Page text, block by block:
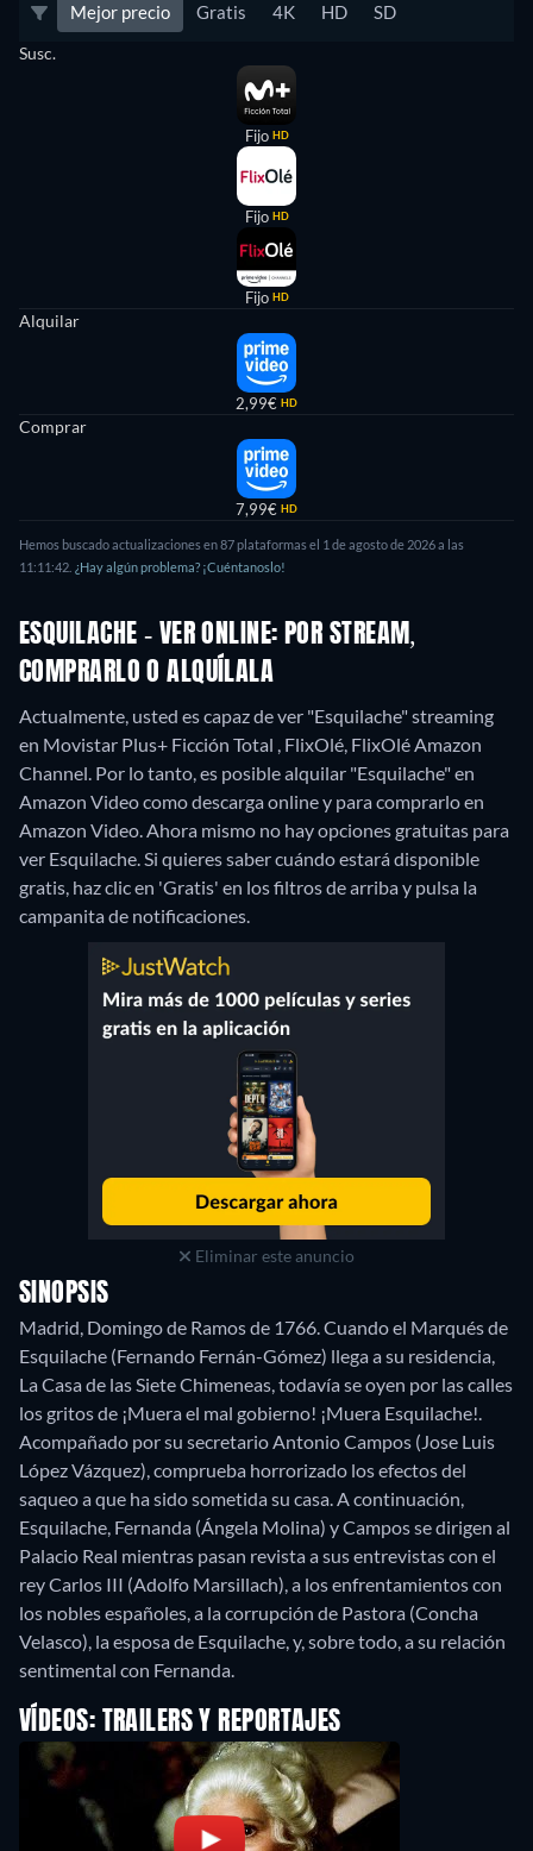
Mejor precio Gratis 4K HD SD
Susc.
Fijo HD
Fijo HD
Fijo HD
Alquilar
2,99€ HD
Comprar
7,99€ HD
Hemos buscado actualizaciones en 87 plataformas el 1 de agosto de 2026 a las
11:11:42. ¿Hay algún problema? ¡Cuéntanoslo!
ESQUILACHE - VER ONLINE: POR STREAM,
COMPRARLO O ALQUÍLALA
Actualmente, usted es capaz de ver "Esquilache" streaming
en Movistar Plus+ Ficción Total , FlixOlé, FlixOlé Amazon
Channel. Por lo tanto, es posible alquilar "Esquilache" en
Amazon Video como descarga online y para comprarlo en
Amazon Video.Ahora mismo no hay opciones gratuitas para
ver Esquilache. Si quieres saber cuándo estará disponible
gratis, haz clic en 'Gratis' en los filtros de arriba y pulsa la
campanita de notificaciones.
Eliminar este anuncio
SINOPSIS
Madrid, Domingo de Ramos de 1766. Cuando el Marqués de
Esquilache (Fernando Fernán-Gómez) llega a su residencia,
La Casa de las Siete Chimeneas, todavía se oyen por las calles
los gritos de ¡Muera el mal gobierno! ¡Muera Esquilache!.
Acompañado por su secretario Antonio Campos (Jose Luis
López Vázquez), comprueba horrorizado los efectos del
saqueo a que ha sido sometida su casa. A continuación,
Esquilache, Fernanda (Ángela Molina) y Campos se dirigen al
Palacio Real mientras pasan revista a sus entrevistas con el
rey Carlos III (Adolfo Marsillach), a los enfrentamientos con
los nobles españoles, a la corrupción de Pastora (Concha
Velasco), la esposa de Esquilache, y, sobre todo, a su relación
sentimental con Fernanda.
VÍDEOS: TRAILERS Y REPORTAJES